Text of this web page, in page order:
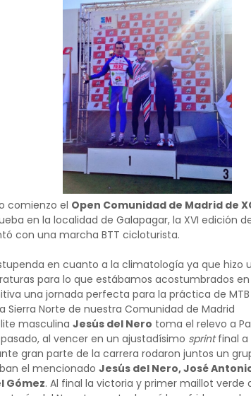
comienzo el Open Comunidad de Madrid de
en la localidad de Galapagar, la XVI edición
con una marcha BTT cicloturista.
en cuanto a la climatología ya que hizo
para lo que estábamos acostumbrados
una jornada perfecta para la práctica de
Sierra Norte de nuestra Comunidad de Madrid
masculina Jesús del Nero toma el relevo a
al vencer en un ajustadísimo sprintfinal a
gran parte de la carrera rodaron juntos un
el mencionado Jesús del Nero, José
Gómez. Al final la victoria y primer maillot verde